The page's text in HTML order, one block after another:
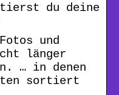
du deine
und
länger
… in denen
sortiert